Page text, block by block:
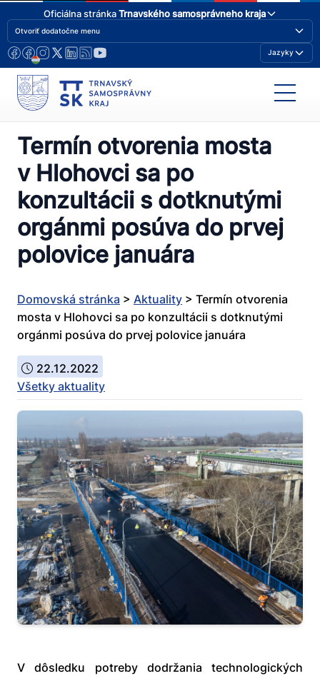
Oficiálna stránkaTrnavského samosprávneho kraja
Otvoriť dodatočne menu
Jazyky
Termín otvorenia mosta
v Hlohovci sa po
konzultácii s dotknutými
orgánmi posúva do prvej
polovice januára
Domovská stránka > Aktuality > Termín otvorenia
mosta v Hlohovci sa po konzultácii s dotknutými
orgánmi posúva do prvej polovice januára
22.12.2022
Všetky aktuality
V dôsledku potreby dodržania technologických